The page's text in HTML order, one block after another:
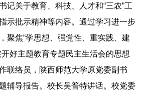
记关于教育、科技、人才和“三农”工
示批示精神等内容。通过学习进一步
聚焦“学思想、强党性、重实践、建
好主题教育专题民主生活会的思想
联络员，陕西师范大学原党委副书
辅导报告。校长吴普特讲话。校党委